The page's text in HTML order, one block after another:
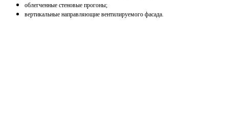
облегченные стеновые прогоны;
вертикальные направляющие вентилируемого фасада.